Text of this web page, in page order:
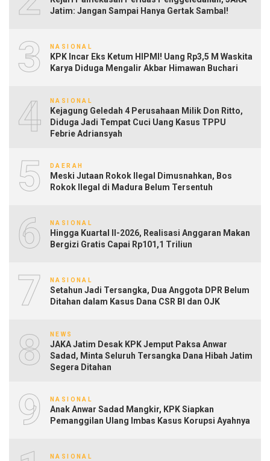
Jatim: Jangan Sampai Hanya Gertak Sambal!
3 NASIONAL
KPK Incar Eks Ketum HIPMI! Uang Rp3,5 M Waskita
Karya Diduga Mengalir Akbar Himawan Buchari
4 NASIONAL
Kejagung Geledah 4 Perusahaan Milik Don Ritto,
Diduga Jadi Tempat Cuci Uang Kasus TPPU
Febrie Adriansyah
5 DAERAH
Meski Jutaan Rokok Ilegal Dimusnahkan, Bos
Rokok Ilegal di Madura Belum Tersentuh
6 NASIONAL
Hingga Kuartal II-2026, Realisasi Anggaran Makan
Bergizi Gratis Capai Rp101,1 Triliun
7 NASIONAL
Setahun Jadi Tersangka, Dua Anggota DPR Belum
Ditahan dalam Kasus Dana CSR BI dan OJK
8 NEWS
JAKA Jatim Desak KPK Jemput Paksa Anwar
Sadad, Minta Seluruh Tersangka Dana Hibah Jatim
Segera Ditahan
9 NASIONAL
Anak Anwar Sadad Mangkir, KPK Siapkan
Pemanggilan Ulang Imbas Kasus Korupsi Ayahnya
NASIONAL